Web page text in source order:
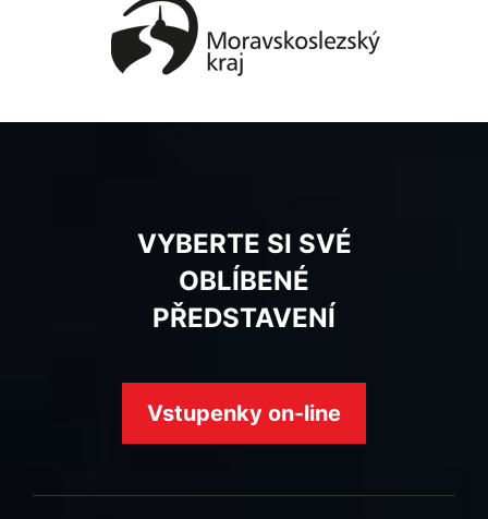
VYBERTE SI SVÉ
OBLÍBENÉ
PŘEDSTAVENÍ
Vstupenky on-line